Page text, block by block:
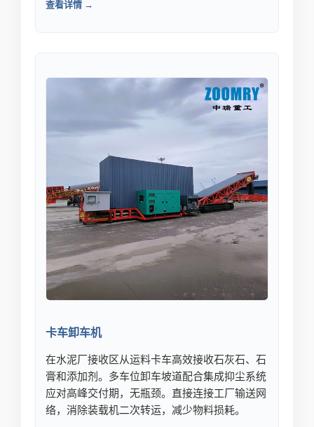
查看详情 →
卡车卸车机
在水泥厂接收区从运料卡车高效接收石灰石、石
膏和添加剂。多车位卸车坡道配合集成抑尘系统
应对高峰交付期，无瓶颈。直接连接工厂输送网
络，消除装载机二次转运，减少物料损耗。